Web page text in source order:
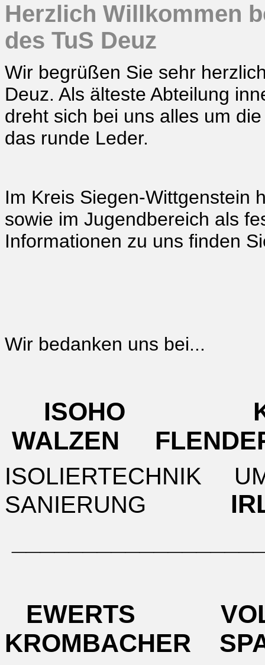
Herzlich Willkommen
des TuS Deuz
Wir begrüßen Sie sehr
Deuz. Als älteste Abteilung
dreht sich bei uns alles um
das runde Leder.
Im Kreis Siegen-Wittgenstein
sowie im Jugendbereich als
Informationen zu uns finden
Wir bedanken uns bei...
ISOHO
WALZEN
ISOLIERTECHNIK
SANIERUNG
EWERTS
KROMBACHER